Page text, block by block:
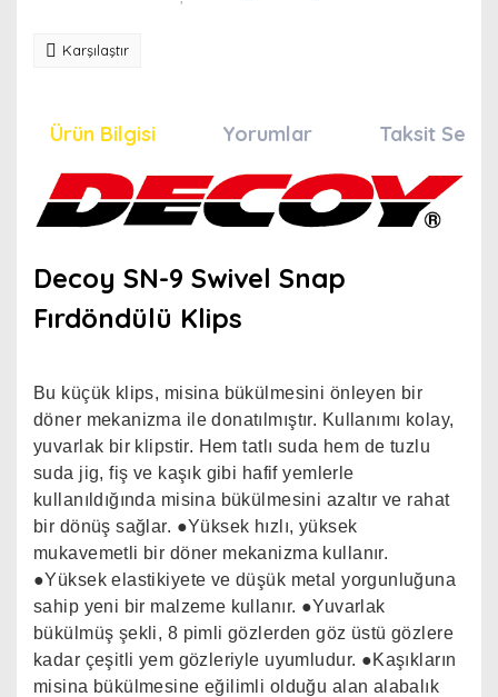
Karşılaştır
Ürün Bilgisi Yorumlar Taksit
Decoy SN-9 Swivel Snap
Fırdöndülü Klips
Bu küçük klips, misina bükülmesini önleyen bir
döner mekanizma ile donatılmıştır. Kullanımı kolay,
yuvarlak bir klipstir. Hem tatlı suda hem de tuzlu
suda jig, fiş ve kaşık gibi hafif yemlerle
kullanıldığında misina bükülmesini azaltır ve rahat
bir dönüş sağlar. ●Yüksek hızlı, yüksek
mukavemetli bir döner mekanizma kullanır.
●Yüksek elastikiyete ve düşük metal yorgunluğuna
sahip yeni bir malzeme kullanır. ●Yuvarlak
bükülmüş şekli, 8 pimli gözlerden göz üstü gözlere
kadar çeşitli yem gözleriyle uyumludur. ●Kaşıkların
misina bükülmesine eğilimli olduğu alan alabalık